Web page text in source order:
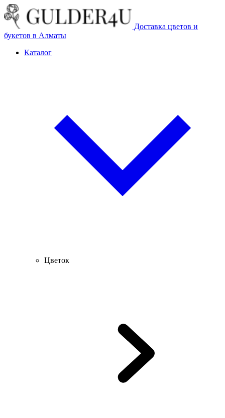
Доставка цветов и
букетов в Алматы
Каталог
Цветок